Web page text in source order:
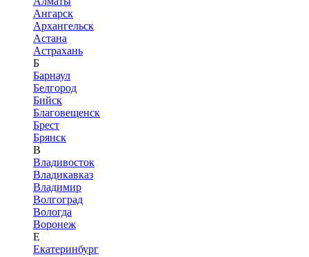
Ангарск
Архангельск
Астана
Астрахань
Б
Барнаул
Белгород
Бийск
Благовещенск
Брест
Брянск
В
Владивосток
Владикавказ
Владимир
Волгоград
Вологда
Воронеж
Е
Екатеринбург